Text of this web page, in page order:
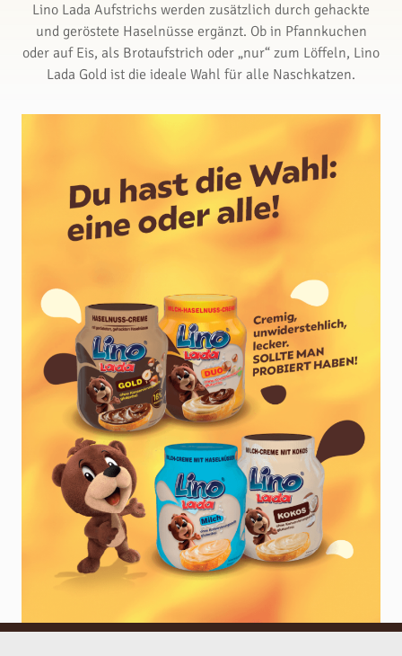
Lino Lada Aufstrichs werden zusätzlich durch gehackte
und geröstete Haselnüsse ergänzt. Ob in Pfannkuchen
oder auf Eis, als Brotaufstrich oder „nur“ zum Löffeln, Lino
Lada Gold ist die ideale Wahl für alle Naschkatzen.